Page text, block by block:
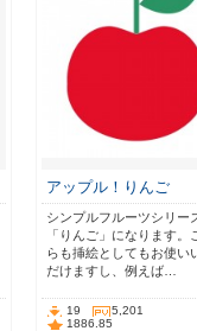
アップル！りんご
シンプルフルーツシリー
「りんご」になります。
らも挿絵としてもお使い
だけますし、例えば…
19
5,201
1886.85